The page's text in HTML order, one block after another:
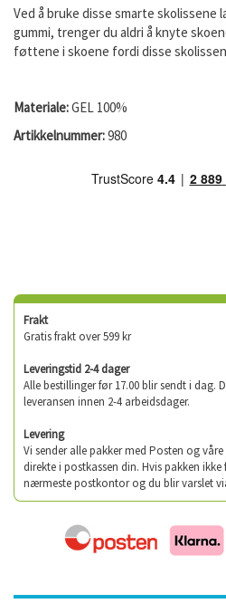
Ved å bruke disse smarte skolissene
gummi, trenger du aldri å knyte
føttene i skoene fordi disse
Materiale:GEL 100%
Artikkelnummer:980
Frakt
Gratis frakt over 599 kr
Leveringstid 2-4 dager
Alle bestillinger før 17.00 blir sendt i dag.
leveransen innen 2-4 arbeidsdager.
Levering
Vi sender alle pakker med Posten og
direkte i postkassen din. Hvis pakken ikke
nærmeste postkontor og du blir varslet